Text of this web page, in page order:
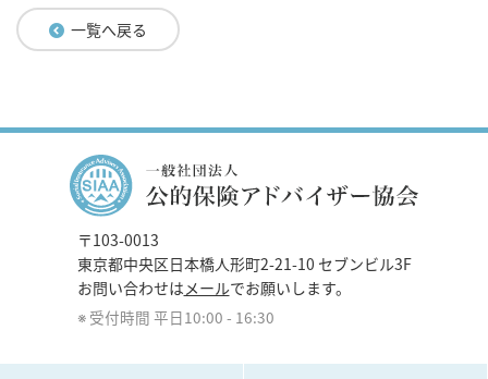
一覧へ戻る
〒103-0013
東京都中央区日本橋人形町2-21-10 セブンビル3F
お問い合わせは メールでお願いします。
受付時間 平日10:00 - 16:30